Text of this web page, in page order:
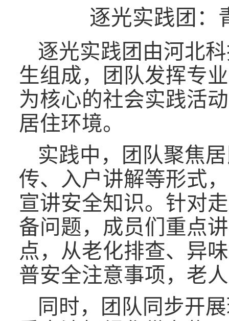
逐光实践团：
逐光实践团由河北
生组成，团队发挥专
为核心的社会实践活
居住环境。
实践中，团队聚焦
传、入户讲解等形式
宣讲安全知识。针对
备问题，成员们重点
点，从老化排查、异
普安全注意事项，老
同时，团队同步开